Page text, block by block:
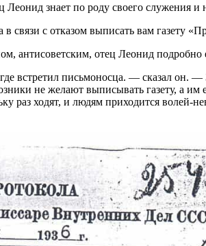
Леонид знает по роду своего служения
связи с отказом выписать вам газету
антисоветским, отец Леонид подробно
встретил письмоносца. — сказал он.
не желают выписывать газету, а
раз ходят, и людям приходится волей-